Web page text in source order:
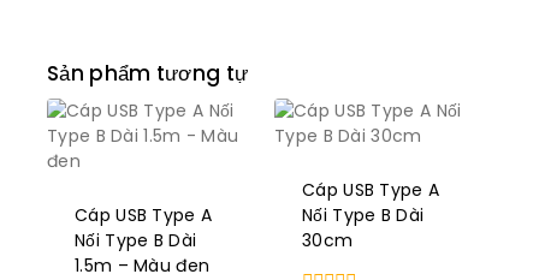
Sản phẩm tương tự
Cáp USB Type A
Nối Type B Dài
1.5m – Màu đen
Cáp USB Type A
Nối Type B Dài
30cm